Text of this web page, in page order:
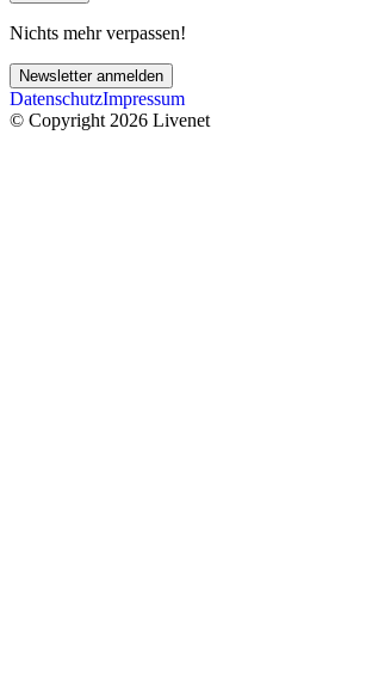
Nichts mehr verpassen!
Newsletter anmelden
DatenschutzImpressum
© Copyright 2026 Livenet